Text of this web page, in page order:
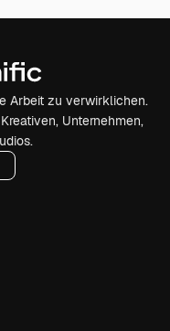
Arbeit zu verwirklichen.
Unternehmen,